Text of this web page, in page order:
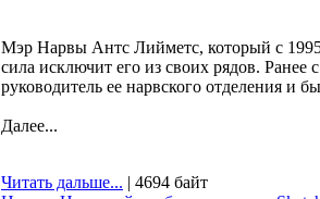
Мэр Нарвы Антс Лийметс, который с 1995
сила исключит его из своих рядов.
руководитель ее нарвского отделения и
Далее...
Читать дальше... | 4694 байт